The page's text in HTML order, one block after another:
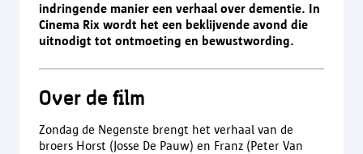
indringende manier een verhaal over dementie. In
Cinema Rix wordt het een beklijvende avond die
uitnodigt tot ontmoeting en bewustwording.
Over de film
Zondag de Negenste brengt het verhaal van de
broers Horst (Josse De Pauw) en Franz (Peter Van